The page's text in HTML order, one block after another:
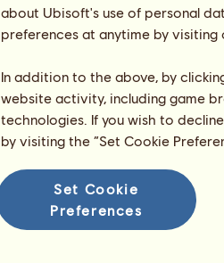
about Ubisoft's use of personal
preferences at anytime by
In addition to the above, by
website activity, including game
technologies. If you wish to
by visiting the “Set Cookie
Set Cookie
Preferences